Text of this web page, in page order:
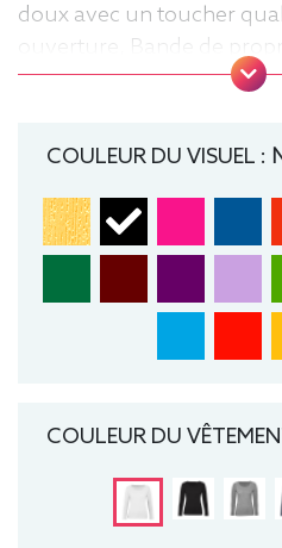
doux avec un toucher
ouverture, Bande de
Coutures latérales,
rond, Bio / Organic, B&C
COULEUR DU VISUEL :
COULEUR DU